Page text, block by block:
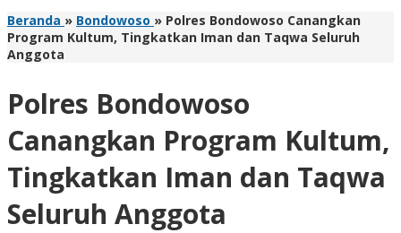
Beranda » Bondowoso » Polres Bondowoso Canangkan
Program Kultum, Tingkatkan Iman dan Taqwa Seluruh
Anggota
Polres Bondowoso
Canangkan Program Kultum,
Tingkatkan Iman dan Taqwa
Seluruh Anggota